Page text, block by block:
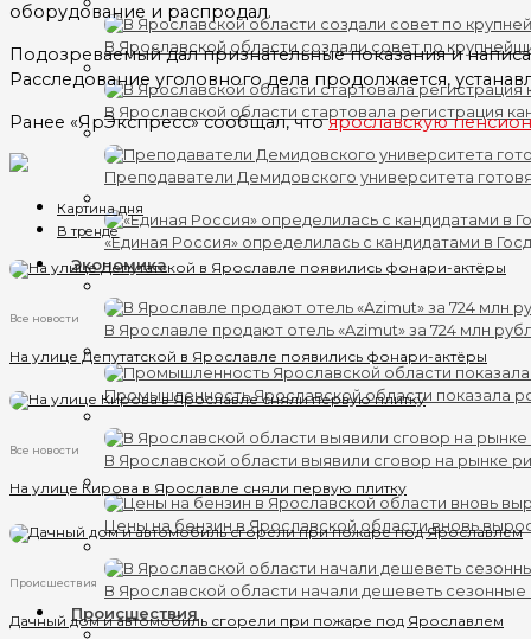
В Ярославской области создали совет по
В Ярославской области стартовала регистрация
Преподаватели Демидовского университета
«Единая Россия» определилась с кандидатами в
Экономика
В Ярославле продают отель «Azimut» за 724 млн
Промышленность Ярославской области показала
В Ярославской области выявили сговор на рынке
Цены на бензин в Ярославской области вновь
В Ярославской области начали дешеветь
Происшествия
оборудование и распродал.
Подозреваемый дал признательные показания и
Расследование уголовного дела продолжается,
Ранее «ЯрЭкспресс» сообщал, чтоярославскую
Картина дня
В тренде
Все новости
На улице Депутатской в Ярославле появились фонари-актёры
Все новости
На улице Кирова в Ярославле сняли первую плитку
Происшествия
Дачный дом и автомобиль сгорели при пожаре под Ярославлем